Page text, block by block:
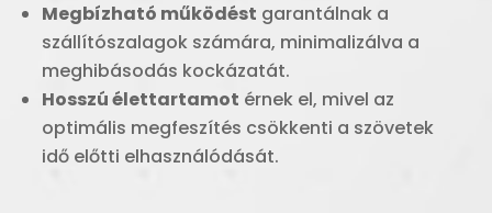
Megbízható működést garantálnak a
szállítószalagok számára, minimalizálva a
meghibásodás kockázatát.
Hosszú élettartamot érnek el, mivel az
optimális megfeszítés csökkenti a szövetek
idő előtti elhasználódását.